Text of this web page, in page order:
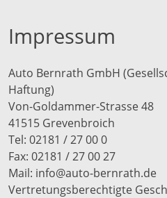
Impressum
Auto Bernrath GmbH
Haftung)
Von-Goldammer-Strasse 48
41515 Grevenbroich
Tel: 02181 / 27 00 0
Fax: 02181 / 27 00 27
Mail: info@auto-bernrath.de
Vertretungsberechtigte